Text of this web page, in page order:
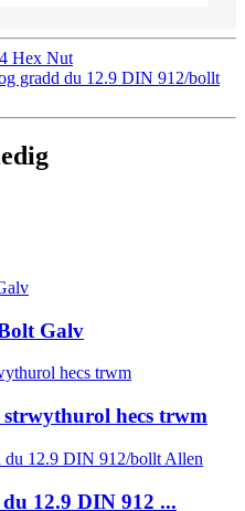
Hex Nut
gradd du 12.9 DIN 912/bollt
Galv
hecs trwm
12.9 DIN 912 ...